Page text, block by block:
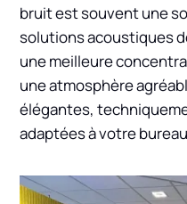
bruit est souvent une
solutions acoustiques
une meilleure
une atmosphère
élégantes,
adaptées à votre